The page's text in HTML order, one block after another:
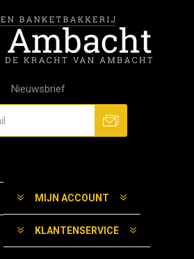
Nieuwsbrief
MIJN ACCOUNT
KLANTENSERVICE